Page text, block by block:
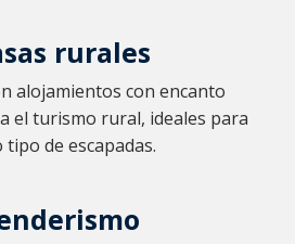
rurales
alojamientos con encanto
el turismo rural, ideales para
tipo de escapadas.